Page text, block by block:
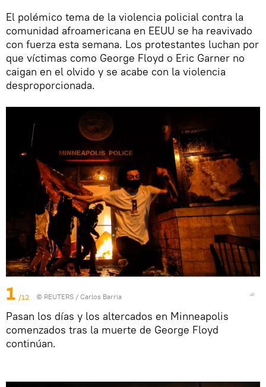
El polémico tema de la violencia policial contra la
comunidad afroamericana en EEUU se ha reavivado
con fuerza esta semana. Los protestantes luchan por
que víctimas como George Floyd o Eric Garner no
caigan en el olvido y se acabe con la violencia
desproporcionada.
1 /12 © REUTERS / Carlos Barria
Pasan los días y los altercados en Minneapolis
comenzados tras la muerte de George Floyd
continúan.